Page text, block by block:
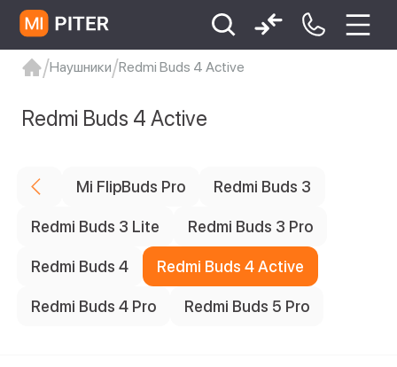
Xiaomi 9 про
xiaomi redmi 12c
Наушники Redmi Buds 4 Active
Redmi Buds 4 Active
Mi FlipBuds Pro Redmi Buds 3
Redmi Buds 3 Lite Redmi Buds 3 Pro
Redmi Buds 4 Redmi Buds 4 Active
Redmi Buds 4 Pro Redmi Buds 5 Pro
Статус наличия